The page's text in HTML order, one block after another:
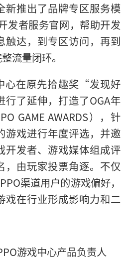
新推出了品牌专区服务模
发者服务官网，帮助开发
触达，到专区访问，再到
流量闭环。
心在原先拾趣奖“发现好
了延伸，打造了OGA年
GAME AWARDS），针
游戏进行年度评选，并邀
开发者、游戏媒体组成评
，由玩家投票角逐。不仅
渠道用户的游戏偏好，
戏在行业形成影响力和二
游戏中心产品负责人